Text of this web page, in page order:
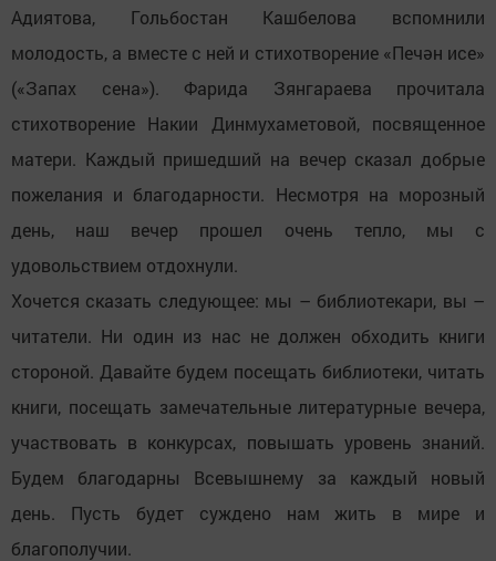
Адиятова, Гольбостан Кашбелова вспомнили
молодость, а вместе с ней и стихотворение «Печән исе»
(«Запах сена»). Фарида Зянгараева прочитала
стихотворение Накии Динмухаметовой, посвященное
матери. Каждый пришедший на вечер сказал добрые
пожелания и благодарности. Несмотря на морозный
день, наш вечер прошел очень тепло, мы с
удовольствием отдохнули.
Хочется сказать следующее: мы – библиотекари, вы –
читатели. Ни один из нас не должен обходить книги
стороной. Давайте будем посещать библиотеки, читать
книги, посещать замечательные литературные вечера,
участвовать в конкурсах, повышать уровень знаний.
Будем благодарны Всевышнему за каждый новый
день. Пусть будет суждено нам жить в мире и
благополучии.